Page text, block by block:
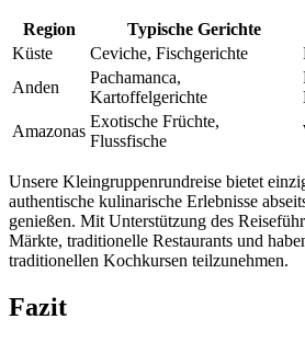
Region Typische Gerichte
Küste
Ceviche, Fischgerichte
Anden
Pachamanca,
Kartoffelgerichte
Amazonas
Exotische Früchte,
Flussfische
Unsere Kleingruppenrundreise bietet
authentische kulinarische Erlebnisse
genießen. Mit Unterstützung des
Märkte, traditionelle Restaurants und
traditionellen Kochkursen teilzunehmen.
Fazit